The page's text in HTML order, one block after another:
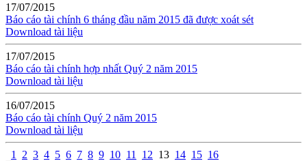
17/07/2015
Báo cáo tài chính 6 tháng đầu năm 2015 đã được xoát sét
Download tài liệu
17/07/2015
Báo cáo tài chính hợp nhất Quý 2 năm 2015
Download tài liệu
16/07/2015
Báo cáo tài chính Quý 2 năm 2015
Download tài liệu
1 2 3 4 5 6 7 8 9 10 11 12 13 14 15 16